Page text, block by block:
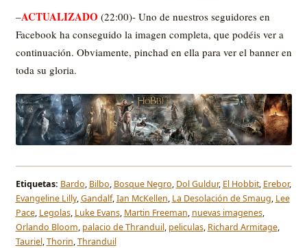
–ACTUALIZADO(22:00)- Uno de nuestros seguidores en
Facebook ha conseguido la imagen completa, que podéis ver a
continuación. Obviamente, pinchad en ella para ver el banner en
toda su gloria.
Etiquetas: Bardo, Bilbo, Bosque Negro, Dol Guldur, El Hobbit, Erebor,
Evangeline Lilly,Gandalf,Ian McKellen, La Desolación de Smaug, Lee
Pace, Legolas, Luke Evans, Martin Freeman, nuevas imagenes,
Orlando Bloom, palacio de Thranduil, peliculas, Richard Armitage,
Tauriel,Thorin,Thranduil